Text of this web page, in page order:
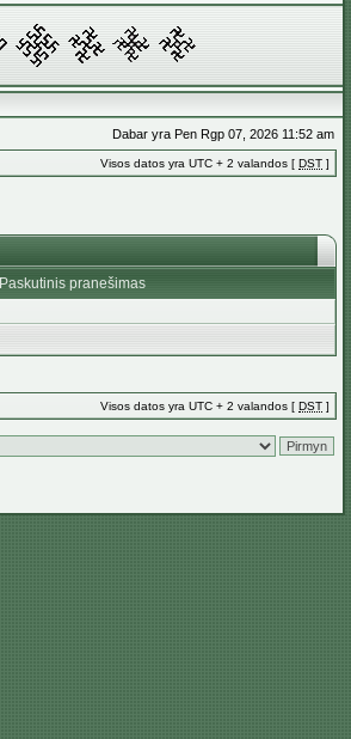
Dabar yra Pen Rgp 07, 2026 11:52 am
Visos datos yra UTC + 2 valandos [ DST ]
Paskutinis pranešimas
Visos datos yra UTC + 2 valandos [ DST ]